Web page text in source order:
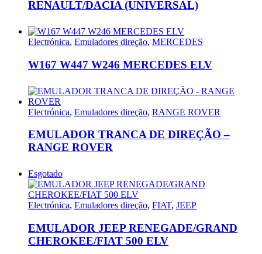
RENAULT/DACIA (UNIVERSAL)
Electrónica, Emuladores direção, MERCEDES
W167 W447 W246 MERCEDES ELV
Electrónica, Emuladores direção, RANGE ROVER
EMULADOR TRANCA DE DIREÇÃO –
RANGE ROVER
Esgotado
Electrónica, Emuladores direção, FIAT, JEEP
EMULADOR JEEP RENEGADE/GRAND
CHEROKEE/FIAT 500 ELV